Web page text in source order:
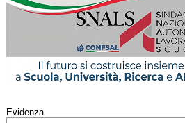
Evidenza